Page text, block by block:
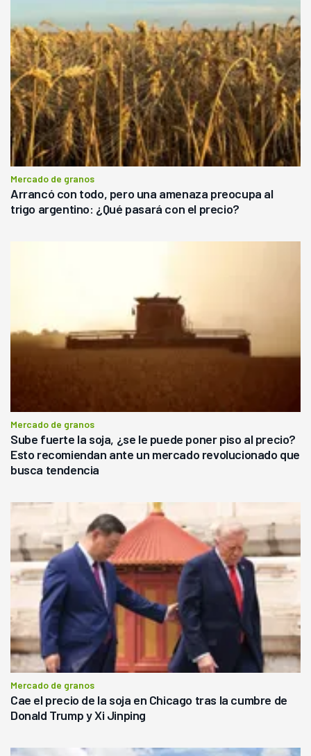
Mercado de granos
Arrancó con todo, pero una amenaza preocupa al
trigo argentino: ¿Qué pasará con el precio?
Mercado de granos
Sube fuerte la soja, ¿se le puede poner piso al precio?
Esto recomiendan ante un mercado revolucionado que
busca tendencia
Mercado de granos
Cae el precio de la soja en Chicago tras la cumbre de
Donald Trump y Xi Jinping